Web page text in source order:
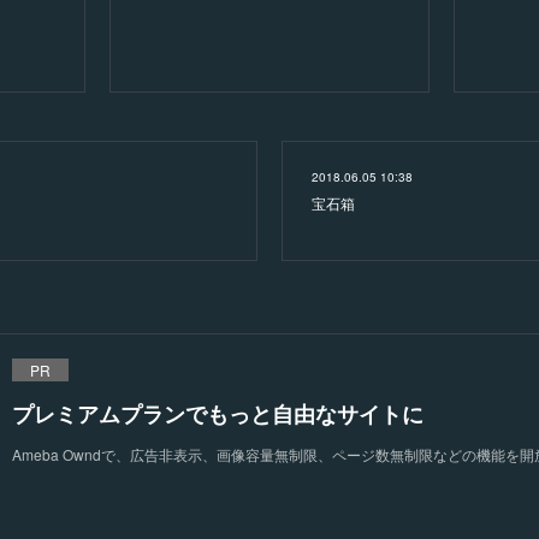
2018.06.05 10:38
宝石箱
PR
プレミアムプランでもっと自由なサイトに
Ameba Owndで、広告非表示、画像容量無制限、ページ数無制限などの機能を開